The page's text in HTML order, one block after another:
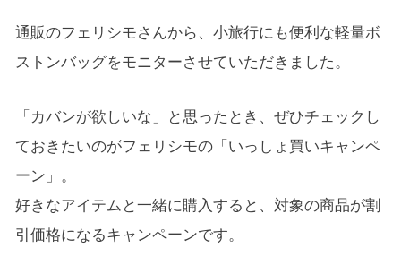
通販のフェリシモさんから、小旅行にも便利な軽量ボ
ストンバッグをモニターさせていただきました。
「カバンが欲しいな」と思ったとき、ぜひチェックし
ておきたいのがフェリシモの「いっしょ買いキャンペ
ーン」。
好きなアイテムと一緒に購入すると、対象の商品が割
引価格になるキャンペーンです。